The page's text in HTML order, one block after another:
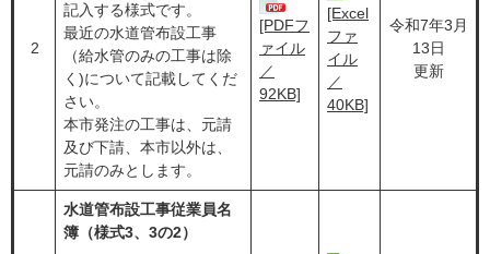
2
記入する様式です。
最近の水道管布設工事
（給水管のみの工事は除
く)について記載してくだ
さい。
本市発注の工事は、元請
及び下請、本市以外は、
元請のみとします。
[PDFフ
ァイル
／
92KB]
[Excel
ファ
イル
／
40KB]
令和7年3月
13日
更新
水道管布設工事従業員名
簿（様式3、3の2）